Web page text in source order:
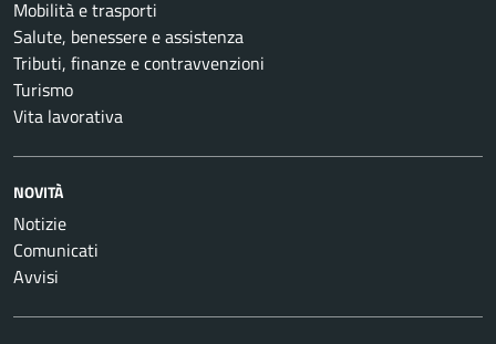
Mobilità e trasporti
Salute, benessere e assistenza
Tributi, finanze e contravvenzioni
Turismo
Vita lavorativa
NOVITÀ
Notizie
Comunicati
Avvisi